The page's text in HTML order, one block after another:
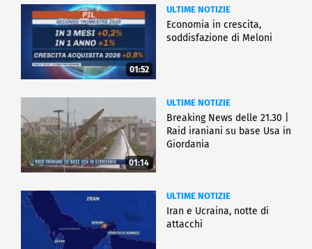
01:52
ULTIME NOTIZIE
Economia in crescita,
soddisfazione di Meloni
01:14
ULTIME NOTIZIE
Breaking News delle 21.30 |
Raid iraniani su base Usa in
Giordania
ULTIME NOTIZIE
Iran e Ucraina, notte di
attacchi